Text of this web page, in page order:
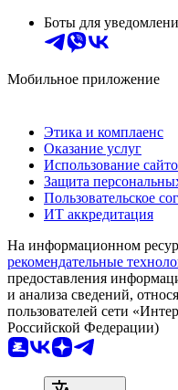
Боты для
Мобильное приложение
Этика и комплаенс
Оказание услуг
Использование
Защита
Пользовательское
ИТ аккредитация
На информационном
рекомендательные
предоставления
и анализа сведений,
пользователей сети
Российской Федерации)